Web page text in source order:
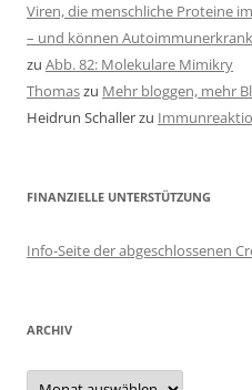
Viren, die menschliche Proteine
– und können
zu Abb. 82: Molekulare Mimikry
Thomaszu Mehr bloggen, mehr
Heidrun Schallerzu
FINANZIELLE UNTERSTÜTZUNG
Info-Seite der abgeschlossenen
ARCHIV
Archiv